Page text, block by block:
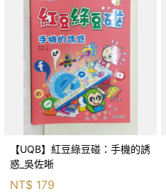
【UQB】紅豆綠豆碰：手機的誘
惑_吳佐晰
NT$ 179